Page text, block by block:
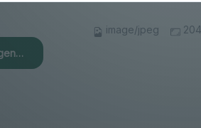
image/jpeg